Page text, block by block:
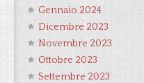
Gennaio 2024
Dicembre 2023
Novembre 2023
Ottobre 2023
Settembre 2023